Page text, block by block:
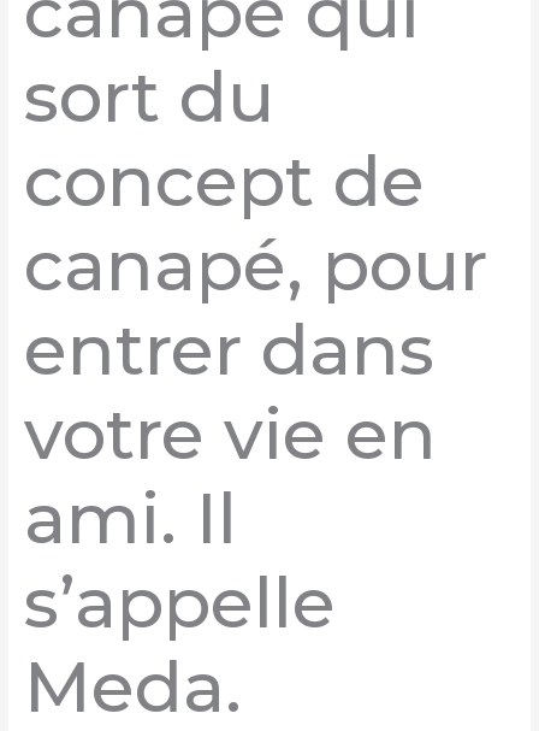
sort du
concept de
canapé, pour
entrer dans
votre vie en
ami. Il
s’appelle
Meda.